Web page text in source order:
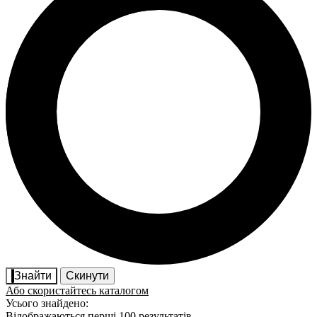
Знайти
Скинути
Або скористайтесь каталогом
Усього знайдено: